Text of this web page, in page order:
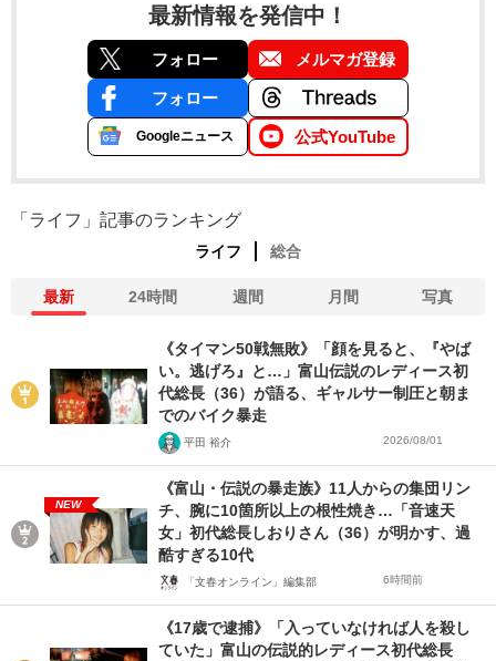
最新情報を発信中！
フォロー メルマガ登録
フォロー
Googleニュース 公式YouTube
「ライフ」記事のランキング
ライフ 総合
最新 24時間 週間 月間 写真
《タイマン50戦無敗》「顔を見ると、『やば
い。逃げろ』と…」富山伝説のレディース初
代総長（36）が語る、ギャルサー制圧と朝ま
でのバイク暴走
平田 裕介 2026/08/01
NEW
《富山・伝説の暴走族》11人からの集団リン
チ、腕に10箇所以上の根性焼き…「音速天
女」初代総長しおりさん（36）が明かす、過
酷すぎる10代
「文春オンライン」編集部 6時間前
《17歳で逮捕》「入っていなければ人を殺し
ていた」富山の伝説的レディース初代総長